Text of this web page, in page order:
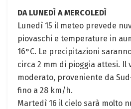
DA LUNEDÌ A MERCOLEDÌ
Lunedì 15 il meteo prevede
piovaschi e temperature in
16°C. Le precipitazioni
circa 2 mm di pioggia attesi. Il
moderato, proveniente da
fino a 28 km/h.
Martedì 16 il cielo sarà molto